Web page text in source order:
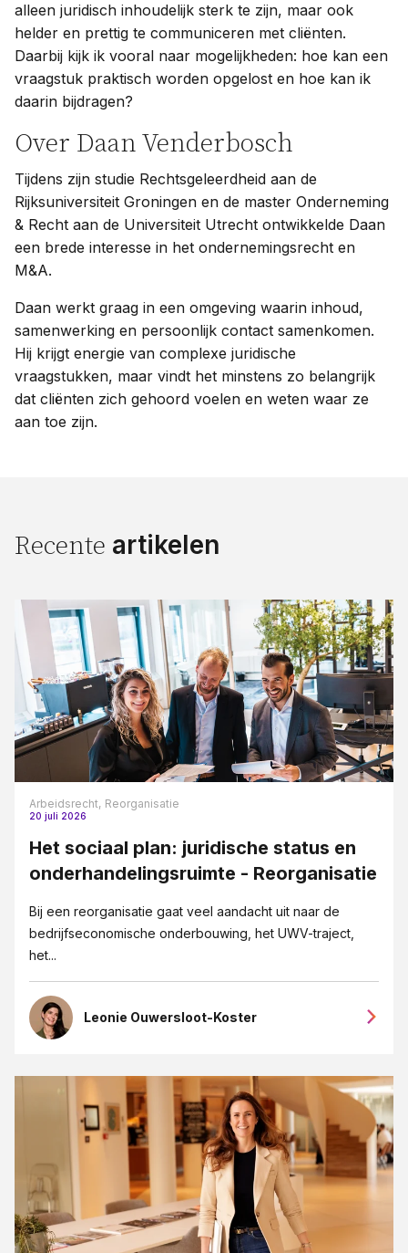
alleen juridisch inhoudelijk sterk te zijn, maar ook
helder en prettig te communiceren met cliënten.
Daarbij kijk ik vooral naar mogelijkheden: hoe kan een
vraagstuk praktisch worden opgelost en hoe kan ik
daarin bijdragen?
Over Daan Venderbosch
Tijdens zijn studie Rechtsgeleerdheid aan de
Rijksuniversiteit Groningen en de master Onderneming
& Recht aan de Universiteit Utrecht ontwikkelde Daan
een brede interesse in het ondernemingsrecht en
M&A.
Daan werkt graag in een omgeving waarin inhoud,
samenwerking en persoonlijk contact samenkomen.
Hij krijgt energie van complexe juridische
vraagstukken, maar vindt het minstens zo belangrijk
dat cliënten zich gehoord voelen en weten waar ze
aan toe zijn.
Recente artikelen
Arbeidsrecht, Reorganisatie
20 juli 2026
Het sociaal plan: juridische status en
onderhandelingsruimte - Reorganisatie
Bij een reorganisatie gaat veel aandacht uit naar de
bedrijfseconomische onderbouwing, het UWV-traject,
het...
Leonie Ouwersloot-Koster